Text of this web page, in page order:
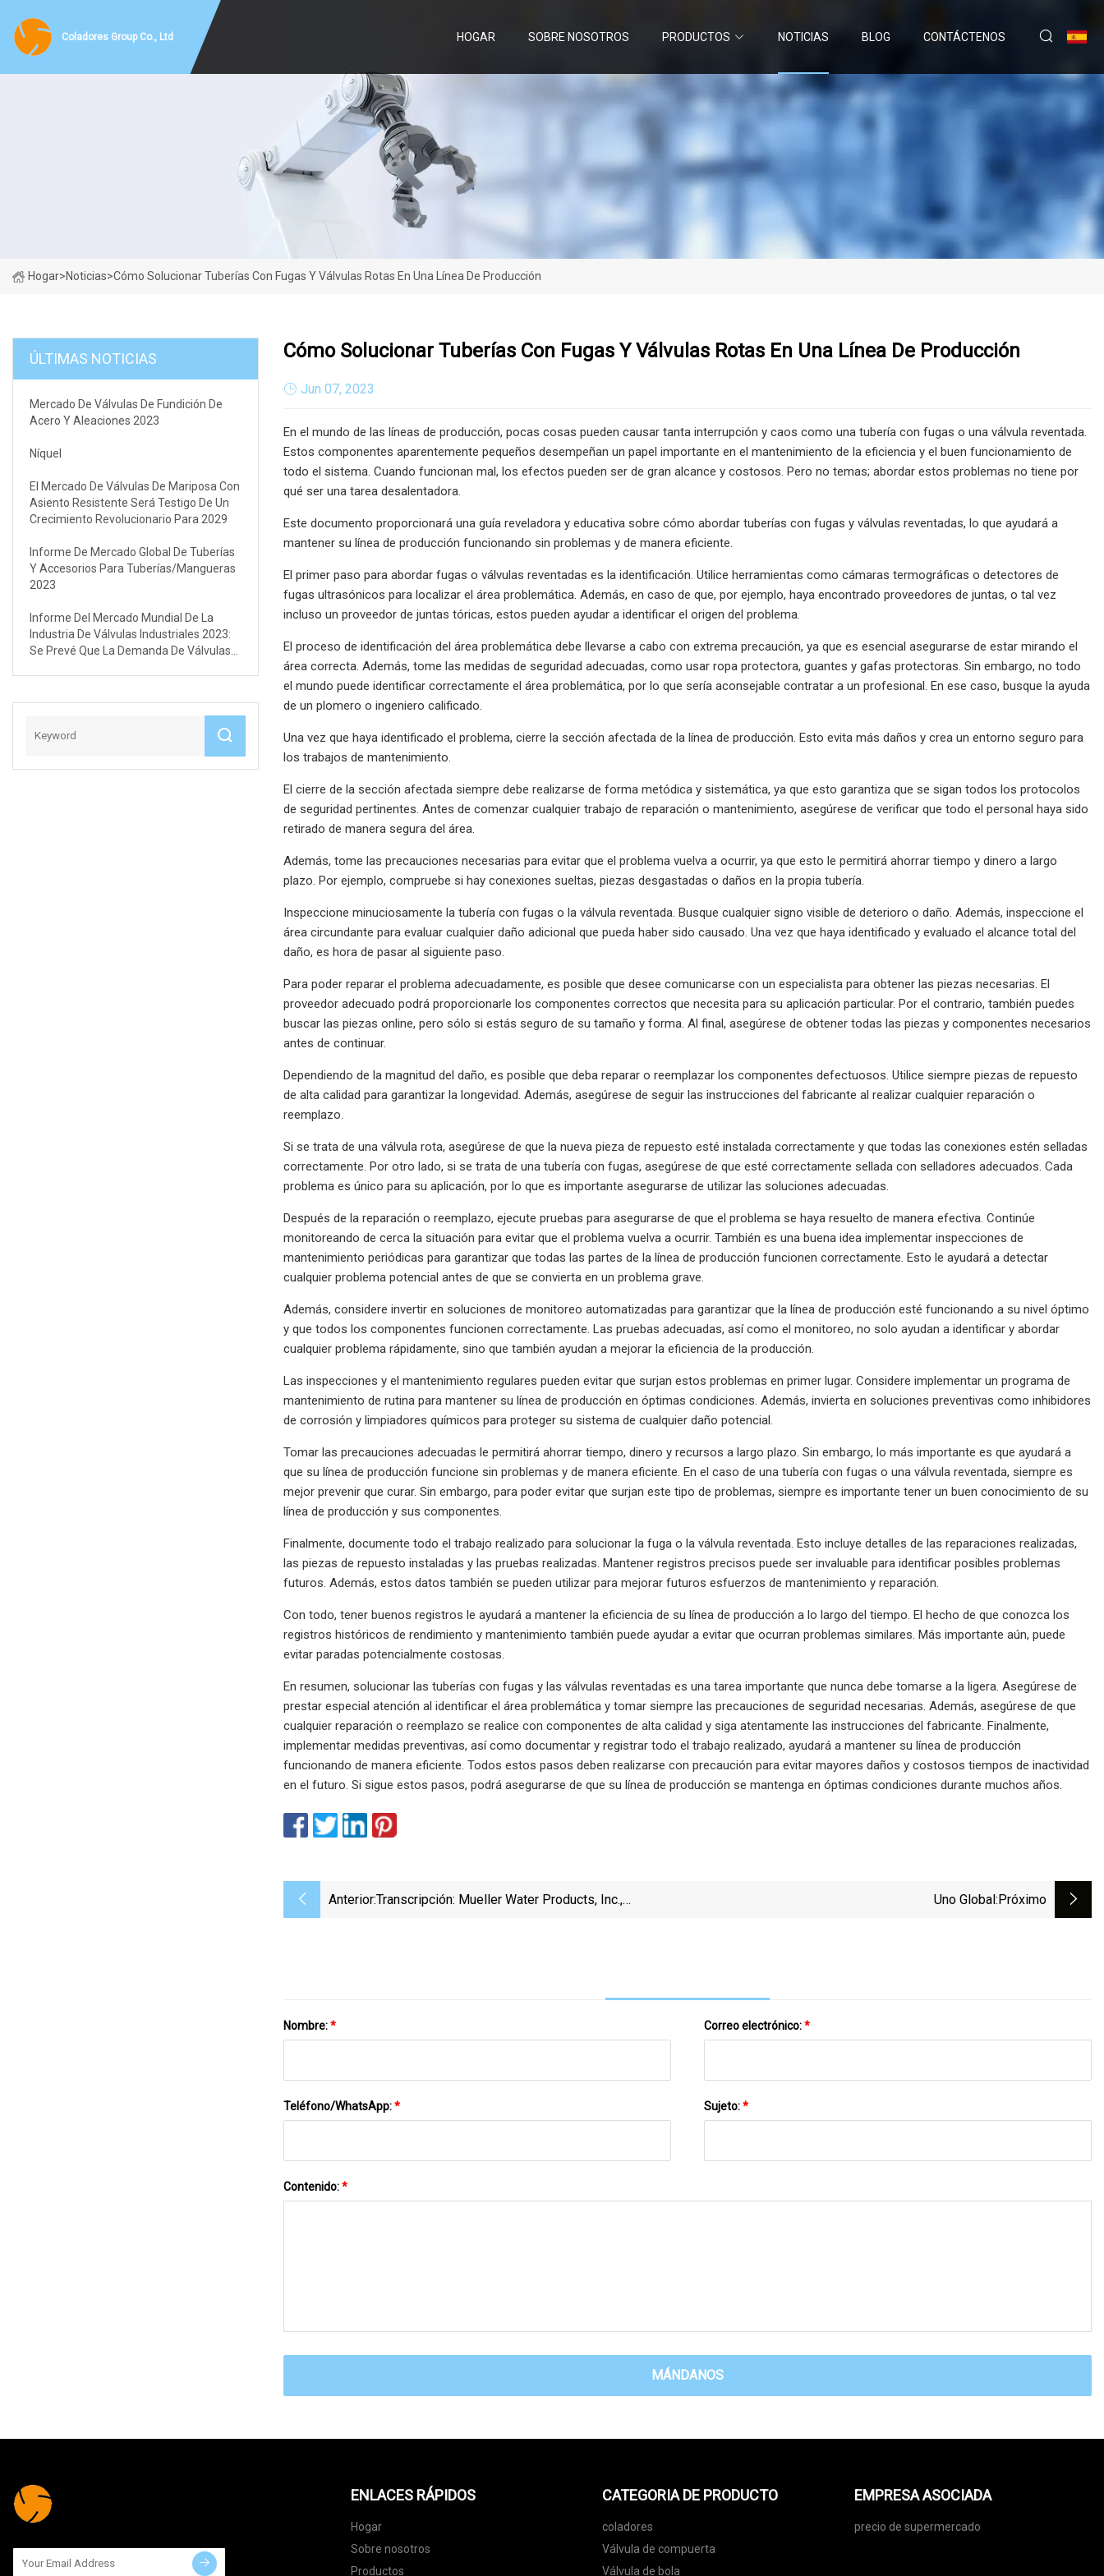
Coladores Group Co., Ltd HOGAR SOBRE NOSOTROS PRODUCTOS NOTICIAS BLOG CONTÁCTENOS
Hogar>Noticias>Cómo Solucionar Tuberías Con Fugas Y Válvulas Rotas En Una Línea De Producción
ÚLTIMAS NOTICIAS
Mercado De Válvulas De Fundición De
Acero Y Aleaciones 2023
Níquel
El Mercado De Válvulas De Mariposa Con
Asiento Resistente Será Testigo De Un
Crecimiento Revolucionario Para 2029
Informe De Mercado Global De Tuberías
Y Accesorios Para Tuberías/mangueras
2023
Informe Del Mercado Mundial De La
Industria De Válvulas Industriales 2023:
Se Prevé Que La Demanda De Válvulas
Cómo Solucionar Tuberías Con Fugas Y Válvulas Rotas En Una Línea De Producción
Jun 07, 2023
En el mundo de las líneas de producción, pocas cosas pueden causar tanta interrupción y caos como una tubería con fugas o una válvula reventada.
Estos componentes aparentemente pequeños desempeñan un papel importante en el mantenimiento de la eficiencia y el buen funcionamiento de
todo el sistema. Cuando funcionan mal, los efectos pueden ser de gran alcance y costosos. Pero no temas; abordar estos problemas no tiene por
qué ser una tarea desalentadora.
Este documento proporcionará una guía reveladora y educativa sobre cómo abordar tuberías con fugas y válvulas reventadas, lo que ayudará a
mantener su línea de producción funcionando sin problemas y de manera eficiente.
El primer paso para abordar fugas o válvulas reventadas es la identificación. Utilice herramientas como cámaras termográficas o detectores de
fugas ultrasónicos para localizar el área problemática. Además, en caso de que, por ejemplo, haya encontrado proveedores de juntas, o tal vez
incluso un proveedor de juntas tóricas, estos pueden ayudar a identificar el origen del problema.
El proceso de identificación del área problemática debe llevarse a cabo con extrema precaución, ya que es esencial asegurarse de estar mirando el
área correcta. Además, tome las medidas de seguridad adecuadas, como usar ropa protectora, guantes y gafas protectoras. Sin embargo, no todo
el mundo puede identificar correctamente el área problemática, por lo que sería aconsejable contratar a un profesional. En ese caso, busque la ayuda
de un plomero o ingeniero calificado.
Una vez que haya identificado el problema, cierre la sección afectada de la línea de producción. Esto evita más daños y crea un entorno seguro para
los trabajos de mantenimiento.
El cierre de la sección afectada siempre debe realizarse de forma metódica y sistemática, ya que esto garantiza que se sigan todos los protocolos
de seguridad pertinentes. Antes de comenzar cualquier trabajo de reparación o mantenimiento, asegúrese de verificar que todo el personal haya sido
retirado de manera segura del área.
Además, tome las precauciones necesarias para evitar que el problema vuelva a ocurrir, ya que esto le permitirá ahorrar tiempo y dinero a largo
plazo. Por ejemplo, compruebe si hay conexiones sueltas, piezas desgastadas o daños en la propia tubería.
Inspeccione minuciosamente la tubería con fugas o la válvula reventada. Busque cualquier signo visible de deterioro o daño. Además, inspeccione el
área circundante para evaluar cualquier daño adicional que pueda haber sido causado. Una vez que haya identificado y evaluado el alcance total del
daño, es hora de pasar al siguiente paso.
Para poder reparar el problema adecuadamente, es posible que desee comunicarse con un especialista para obtener las piezas necesarias. El
proveedor adecuado podrá proporcionarle los componentes correctos que necesita para su aplicación particular. Por el contrario, también puedes
buscar las piezas online, pero sólo si estás seguro de su tamaño y forma. Al final, asegúrese de obtener todas las piezas y componentes necesarios
antes de continuar.
Dependiendo de la magnitud del daño, es posible que deba reparar o reemplazar los componentes defectuosos. Utilice siempre piezas de repuesto
de alta calidad para garantizar la longevidad. Además, asegúrese de seguir las instrucciones del fabricante al realizar cualquier reparación o
reemplazo.
Si se trata de una válvula rota, asegúrese de que la nueva pieza de repuesto esté instalada correctamente y que todas las conexiones estén selladas
correctamente. Por otro lado, si se trata de una tubería con fugas, asegúrese de que esté correctamente sellada con selladores adecuados. Cada
problema es único para su aplicación, por lo que es importante asegurarse de utilizar las soluciones adecuadas.
Después de la reparación o reemplazo, ejecute pruebas para asegurarse de que el problema se haya resuelto de manera efectiva. Continúe
monitoreando de cerca la situación para evitar que el problema vuelva a ocurrir. También es una buena idea implementar inspecciones de
mantenimiento periódicas para garantizar que todas las partes de la línea de producción funcionen correctamente. Esto le ayudará a detectar
cualquier problema potencial antes de que se convierta en un problema grave.
Además, considere invertir en soluciones de monitoreo automatizadas para garantizar que la línea de producción esté funcionando a su nivel óptimo
y que todos los componentes funcionen correctamente. Las pruebas adecuadas, así como el monitoreo, no solo ayudan a identificar y abordar
cualquier problema rápidamente, sino que también ayudan a mejorar la eficiencia de la producción.
Las inspecciones y el mantenimiento regulares pueden evitar que surjan estos problemas en primer lugar. Considere implementar un programa de
mantenimiento de rutina para mantener su línea de producción en óptimas condiciones. Además, invierta en soluciones preventivas como inhibidores
de corrosión y limpiadores químicos para proteger su sistema de cualquier daño potencial.
Tomar las precauciones adecuadas le permitirá ahorrar tiempo, dinero y recursos a largo plazo. Sin embargo, lo más importante es que ayudará a
que su línea de producción funcione sin problemas y de manera eficiente. En el caso de una tubería con fugas o una válvula reventada, siempre es
mejor prevenir que curar. Sin embargo, para poder evitar que surjan este tipo de problemas, siempre es importante tener un buen conocimiento de su
línea de producción y sus componentes.
Finalmente, documente todo el trabajo realizado para solucionar la fuga o la válvula reventada. Esto incluye detalles de las reparaciones realizadas,
las piezas de repuesto instaladas y las pruebas realizadas. Mantener registros precisos puede ser invaluable para identificar posibles problemas
futuros. Además, estos datos también se pueden utilizar para mejorar futuros esfuerzos de mantenimiento y reparación.
Con todo, tener buenos registros le ayudará a mantener la eficiencia de su línea de producción a lo largo del tiempo. El hecho de que conozca los
registros históricos de rendimiento y mantenimiento también puede ayudar a evitar que ocurran problemas similares. Más importante aún, puede
evitar paradas potencialmente costosas.
En resumen, solucionar las tuberías con fugas y las válvulas reventadas es una tarea importante que nunca debe tomarse a la ligera. Asegúrese de
prestar especial atención al identificar el área problemática y tomar siempre las precauciones de seguridad necesarias. Además, asegúrese de que
cualquier reparación o reemplazo se realice con componentes de alta calidad y siga atentamente las instrucciones del fabricante. Finalmente,
implementar medidas preventivas, así como documentar y registrar todo el trabajo realizado, ayudará a mantener su línea de producción
funcionando de manera eficiente. Todos estos pasos deben realizarse con precaución para evitar mayores daños y costosos tiempos de inactividad
en el futuro. Si sigue estos pasos, podrá asegurarse de que su línea de producción se mantenga en óptimas condiciones durante muchos años.
Anterior:Transcripción: Mueller Water Products, Inc.,
Uno Global:próximo
Nombre:* Correo electrónico:*
Teléfono/WhatsApp:* Sujeto:*
Contenido:*
MÁNDANOS
ENLACES RÁPIDOS
Hogar
Sobre nosotros
Productos
CATEGORIA DE PRODUCTO
coladores
Válvula de compuerta
Válvula de bola
EMPRESA ASOCIADA
precio de supermercado